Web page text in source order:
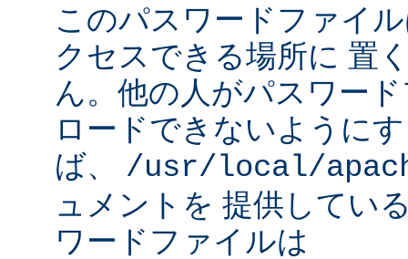
このパスワードファイ
クセスできる場所に 置
ん。他の人がパスワー
ロードできないように
ば、 /usr/local/
ュメントを 提供してい
ワードファイルは